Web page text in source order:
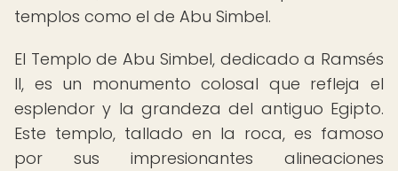
templos como el de Abu Simbel.
El Templo de Abu Simbel, dedicado a Ramsés
II, es un monumento colosal que refleja el
esplendor y la grandeza del antiguo Egipto.
Este templo, tallado en la roca, es famoso
por sus impresionantes alineaciones